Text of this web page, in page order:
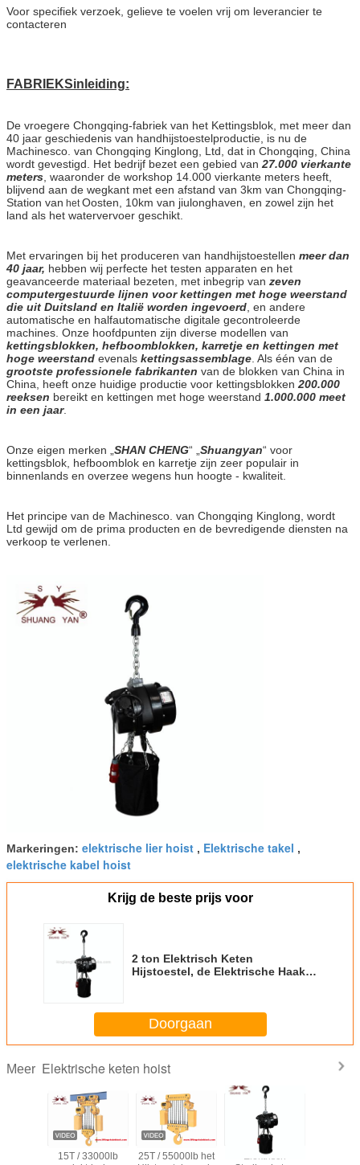
Voor specifiek verzoek, gelieve te voelen vrij om leverancier te
contacteren
FABRIEKSinleiding:
De vroegere Chongqing-fabriek van het Kettingsblok, met meer dan
40 jaar geschiedenis van handhijstoestelproductie, is nu de
Machinesco. van Chongqing Kinglong, Ltd, dat in Chongqing, China
wordt gevestigd. Het bedrijf bezet een gebied van 27.000 vierkante
meters , waaronder de workshop 14.000 vierkante meters heeft,
blijvend aan de wegkant met een afstand van 3km van Chongqing-
Station van hetOosten, 10km van jiulonghaven, en zowel zijn het
land als het watervervoer geschikt.
Met ervaringen bij het produceren van handhijstoestellen meer dan
40 jaar, hebben wij perfecte het testen apparaten en het
geavanceerde materiaal bezeten, met inbegrip van zeven
computergestuurde lijnen voor kettingen met hoge weerstand
die uit Duitsland en Italië worden ingevoerd , en andere
automatische en halfautomatische digitale gecontroleerde
machines. Onze hoofdpunten zijn diverse modellen van
kettingsblokken, hefboomblokken, karretje en kettingen met
hoge weerstand evenals kettingsassemblage . Als één van de
grootste professionele fabrikanten van de blokken van China in
China, heeft onze huidige productie voor kettingsblokken 200.000
reeksen bereikt en kettingen met hoge weerstand 1.000.000 meet
in een jaar.
Onze eigen merken „ SHAN CHENG“ „ Shuangyan“ voor
kettingsblok, hefboomblok en karretje zijn zeer populair in
binnenlands en overzee wegens hun hoogte - kwaliteit.
Het principe van de Machinesco. van Chongqing Kinglong, wordt
Ltd gewijd om de prima producten en de bevredigende diensten na
verkoop te verlenen.
Markeringen: elektrische lier hoist , Elektrische takel ,
elektrische kabel hoist
Krijg de beste prijs voor
2 ton Elektrisch Keten
Hijstoestel, de Elektrische Haak
Doorgaan
Meer Elektrische keten hoist
15T / 33000lb
25T / 55000lb het
Elektrisch